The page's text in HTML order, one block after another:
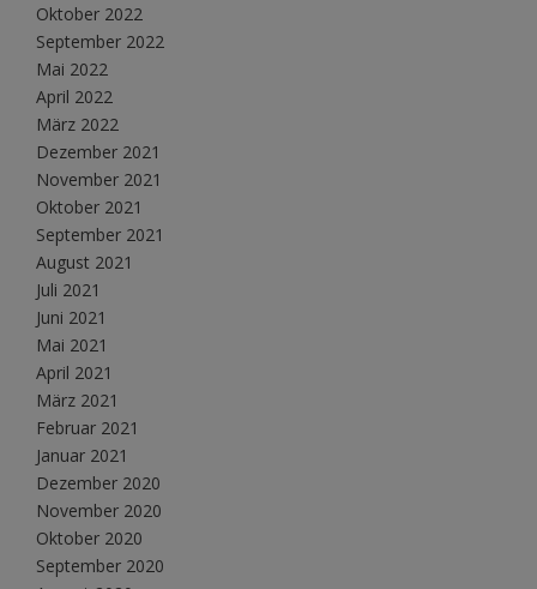
Oktober 2022
September 2022
Mai 2022
April 2022
März 2022
Dezember 2021
November 2021
Oktober 2021
September 2021
August 2021
Juli 2021
Juni 2021
Mai 2021
April 2021
März 2021
Februar 2021
Januar 2021
Dezember 2020
November 2020
Oktober 2020
September 2020